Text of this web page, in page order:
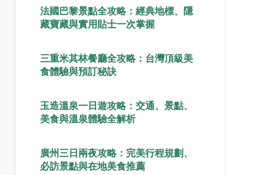
法國巴黎景點全攻略：經典地標、隱
藏寶藏與實用貼士一次掌握
三重米其林餐廳全攻略：台灣頂級美
食體驗與預訂秘訣
玉造溫泉一日遊攻略：交通、景點、
美食與溫泉體驗全解析
廣州三日兩夜攻略：完美行程規劃、
必訪景點與在地美食推薦